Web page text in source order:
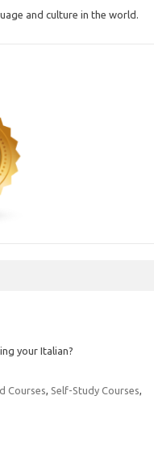
and culture in the world.
your Italian?
Courses, Self-Study Courses,